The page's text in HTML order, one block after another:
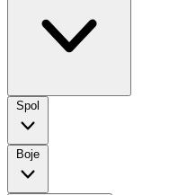
Spol
Boje